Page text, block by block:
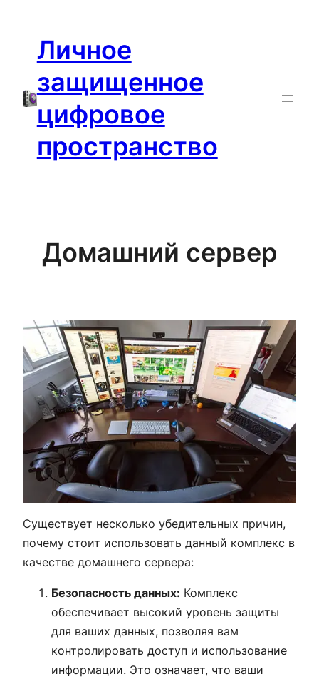
содержимому
Личное
защищенное
цифровое
пространство
Домашний сервер
Существует несколько убедительных причин,
почему стоит использовать данный комплекс в
качестве домашнего сервера:
Безопасность данных: Комплекс
обеспечивает высокий уровень защиты
для ваших данных, позволяя вам
контролировать доступ и использование
информации. Это означает, что ваши